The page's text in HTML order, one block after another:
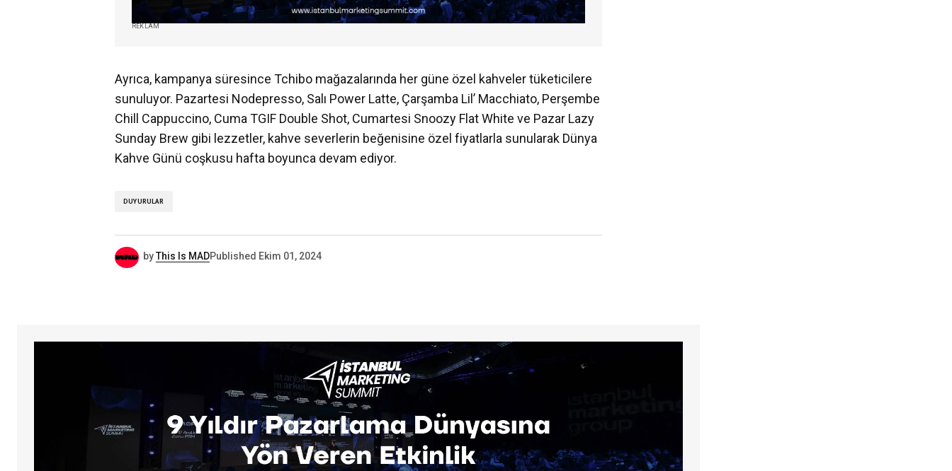
REKLAM
Ayrıca, kampanya süresince Tchibo mağazalarında her güne özel kahveler tüketicilere
sunuluyor. Pazartesi Nodepresso, Salı Power Latte, Çarşamba Lil’ Macchiato, Perşembe
Chill Cappuccino, Cuma TGIF Double Shot, Cumartesi Snoozy Flat White ve Pazar Lazy
Sunday Brew gibi lezzetler, kahve severlerin beğenisine özel fiyatlarla sunularak Dünya
Kahve Günü coşkusu hafta boyunca devam ediyor.
DUYURULAR
byThis Is MADPublished Ekim 01, 2024